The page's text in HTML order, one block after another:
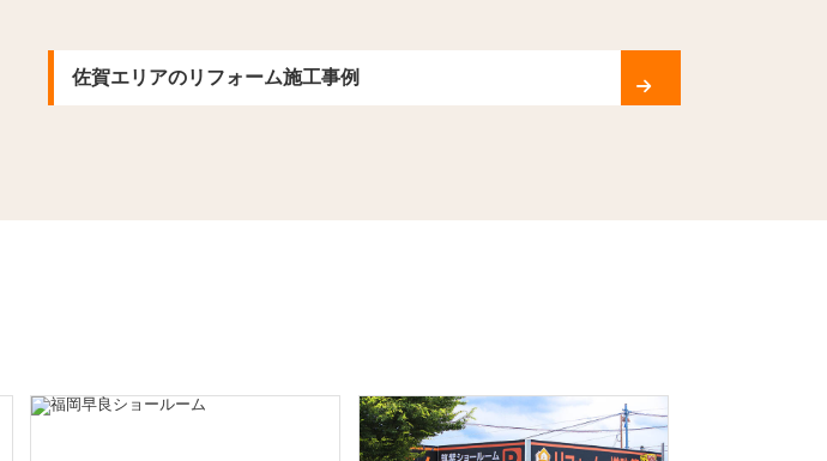
佐賀エリアのリフォーム施工事例